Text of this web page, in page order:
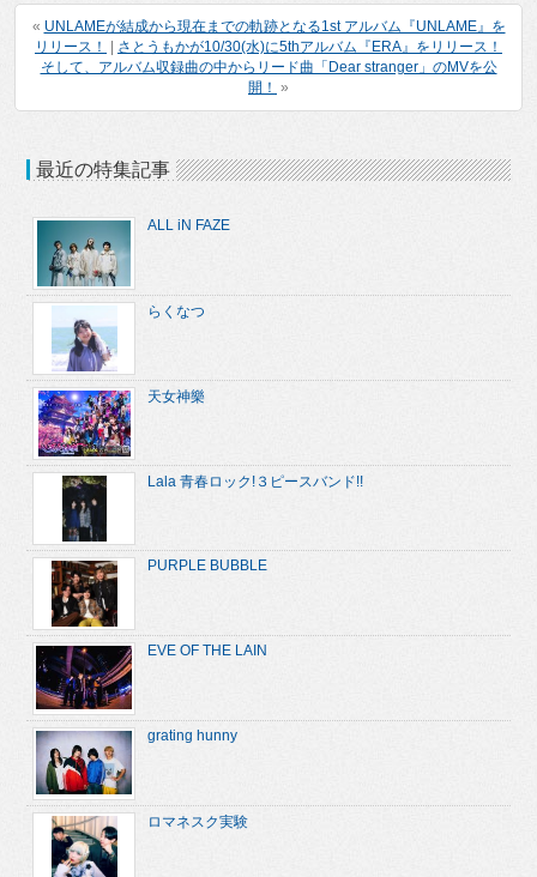
« UNLAMEが結成から現在までの軌跡となる1st アルバム『UNLAME』を
リリース！
さとうもかが10/30(水)に5thアルバム『ERA』をリリース！
そして、アルバム収録曲の中からリード曲「Dear stranger」のMVを公
開！ »
最近の特集記事
ALL iN FAZE
らくなつ
天女神樂
Lala 青春ロック!３ピースバンド!!
PURPLE BUBBLE
EVE OF THE LAIN
grating hunny
ロマネスク実験